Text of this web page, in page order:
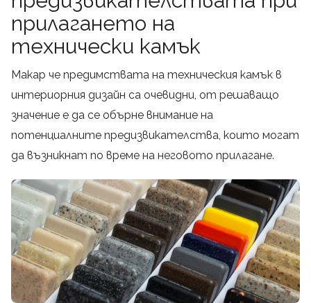
прилагането на
технически камък
Макар че предимствата на техническия камък в
интериорния дизайн са очевидни, от решаващо
значение е да се обърне внимание на
потенциалните предизвикателства, които могат
да възникнат по време на неговото прилагане.